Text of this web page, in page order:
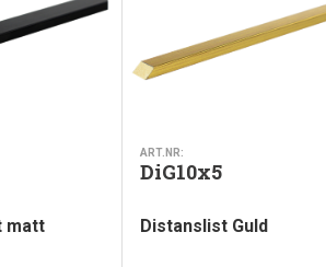
matt
ART.NR:
DiG10x5
Distanslist Guld